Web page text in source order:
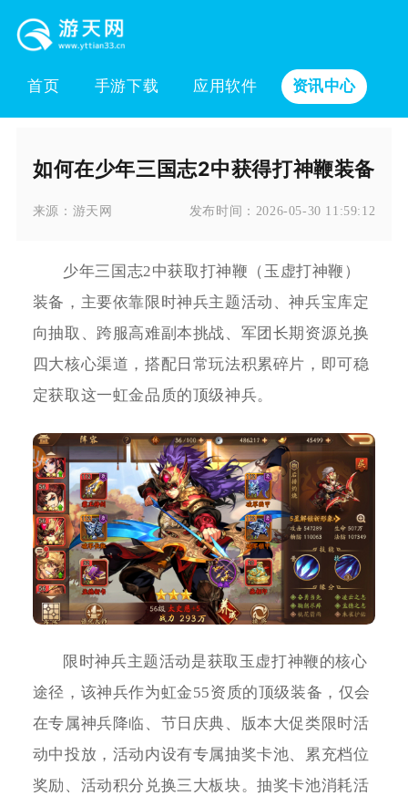
首页 手游下载 应用软件 资讯中心
如何在少年三国志2中获得打神鞭装备
来源： 游天网 发布时间： 2026-05-30 11:59:12
少年三国志2中获取打神鞭（玉虚打神鞭）
装备，主要依靠限时神兵主题活动、神兵宝库定
向抽取、跨服高难副本挑战、军团长期资源兑换
四大核心渠道，搭配日常玩法积累碎片，即可稳
定获取这一虹金品质的顶级神兵。
限时神兵主题活动是获取玉虚打神鞭的核心
途径，该神兵作为虹金55资质的顶级装备，仅会
在专属神兵降临、节日庆典、版本大促类限时活
动中投放，活动内设有专属抽奖卡池、累充档位
奖励、活动积分兑换三大板块。抽奖卡池消耗活